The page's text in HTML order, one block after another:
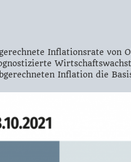
Inflationsrate von
Inflation die